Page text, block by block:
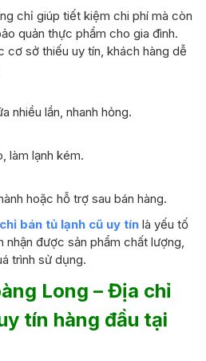
chỉ giúp tiết kiệm chi phí mà còn
quản thực phẩm cho gia đình.
cơ sở thiếu uy tín, khách hàng dễ
nhiều lần, nhanh hỏng.
làm lạnh kém.
hoặc hỗ trợ sau bán hàng.
bán tủ lạnh cũ uy tín là yếu tố
nhận được sản phẩm chất lượng,
trình sử dụng.
Long – Địa chỉ
tín hàng đầu tại